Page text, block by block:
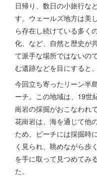
日帰り、数日の小旅行な
す。ウェールズ地方は美
ら存在し続けている多く
化、など、自然と歴史が
て派手な場所ではないの
む遺跡などを目にすると
今回立ち寄ったリーン半
ーチ。この地域は、19世
崗岩の採掘がおこなわれ
花崗岩は、海を通じて他
ため、ビーチには採掘時
く見られ、眺めながら歩
を手に取って見つめてみ
た。